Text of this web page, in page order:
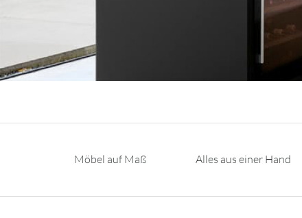
Möbel auf Maß Alles aus einer Hand